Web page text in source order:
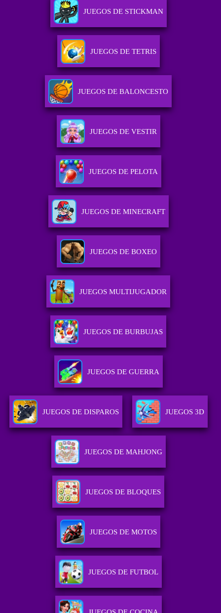
JUEGOS DE STICKMAN
JUEGOS DE TETRIS
JUEGOS DE BALONCESTO
JUEGOS DE VESTIR
JUEGOS DE PELOTA
JUEGOS DE MINECRAFT
JUEGOS DE BOXEO
JUEGOS MULTIJUGADOR
JUEGOS DE BURBUJAS
JUEGOS DE GUERRA
JUEGOS DE DISPAROS JUEGOS 3D
JUEGOS DE MAHJONG
JUEGOS DE BLOQUES
JUEGOS DE MOTOS
JUEGOS DE FUTBOL